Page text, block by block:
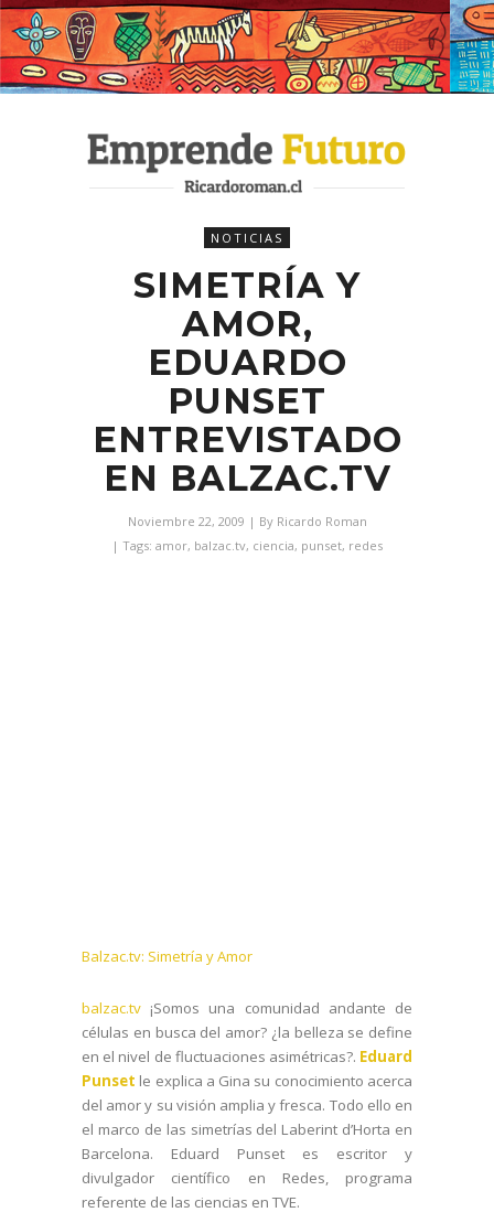
NOTICIAS
SIMETRÍA Y
AMOR,
EDUARDO
PUNSET
ENTREVISTADO
EN BALZAC.TV
Noviembre 22, 2009 | By Ricardo Roman
| Tags: amor, balzac.tv, ciencia, punset, redes
Balzac.tv: Simetría y Amor
balzac.tv ¡Somos una comunidad andante de
células en busca del amor? ¿la belleza se define
en el nivel de fluctuaciones asimétricas?. Eduard
Punset le explica a Gina su conocimiento acerca
del amor y su visión amplia y fresca. Todo ello en
el marco de las simetrías del Laberint d’Horta en
Barcelona. Eduard Punset es escritor y
divulgador científico en Redes, programa
referente de las ciencias en TVE.